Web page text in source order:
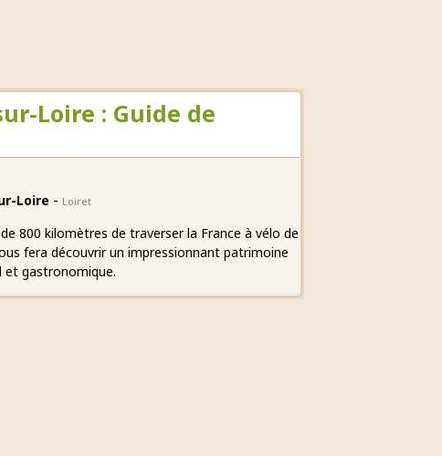
Loire : Guide de
Loire - Loiret
800 kilomètres de traverser la France à vélo de
fera découvrir un impressionnant patrimoine
et gastronomique.